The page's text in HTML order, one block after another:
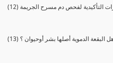
التأكيدية لفحص دم مسرح الجريمة
هل البقعة الدموية أصلها بشر أوحيوان ؟